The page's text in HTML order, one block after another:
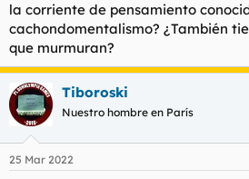
la corriente de pensamiento
cachondomentalismo? ¿También
que murmuran?
Tiboroski
Nuestro hombre en París
25 Mar 2022